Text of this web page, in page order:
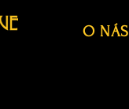
O NÁS